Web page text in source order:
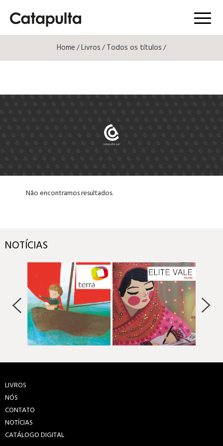
Menú
Home/Livros/Todos os títulos/
Não encontramos resultados.
NOTÍCIAS
LIVROS
NÓS
CONTATO
NOTÍCIAS
CATÁLOGO DIGITAL